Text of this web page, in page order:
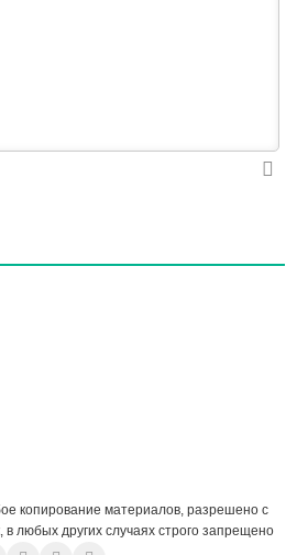
копирование материалов, разрешено с
в любых других случаях строго запрещено